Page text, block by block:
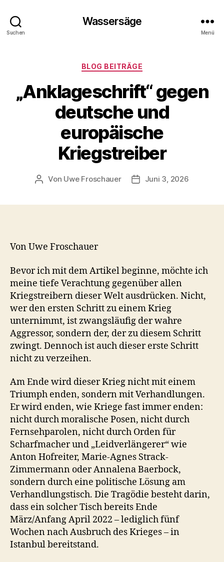
Suchen
Wassersäge
Menü
Kategorien
BLOG BEITRÄGE
„Anklageschrift“ gegen
deutsche und
europäische
Kriegstreiber
Beitragsautor
Von Uwe Froschauer Beitragsdatum
Juni 3, 2026
Von Uwe Froschauer
Bevor ich mit dem Artikel beginne, möchte ich
meine tiefe Verachtung gegenüber allen
Kriegstreibern dieser Welt ausdrücken. Nicht,
wer den ersten Schritt zu einem Krieg
unternimmt, ist zwangsläufig der wahre
Aggressor, sondern der, der zu diesem Schritt
zwingt. Dennoch ist auch dieser erste Schritt
nicht zu verzeihen.
Am Ende wird dieser Krieg nicht mit einem
Triumph enden, sondern mit Verhandlungen.
Er wird enden, wie Kriege fast immer enden:
nicht durch moralische Posen, nicht durch
Fernsehparolen, nicht durch Orden für
Scharfmacher und „Leidverlängerer“ wie
Anton Hofreiter, Marie-Agnes Strack-
Zimmermann oder Annalena Baerbock,
sondern durch eine politische Lösung am
Verhandlungstisch. Die Tragödie besteht darin,
dass ein solcher Tisch bereits Ende
März/Anfang April 2022 – lediglich fünf
Wochen nach Ausbruch des Krieges – in
Istanbul bereitstand.